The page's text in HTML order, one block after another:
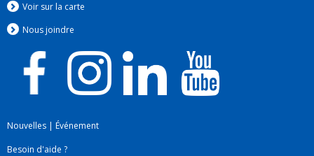
Voir sur la carte
Nous joindre
Nouvelles | Événement
Besoin d'aide ?